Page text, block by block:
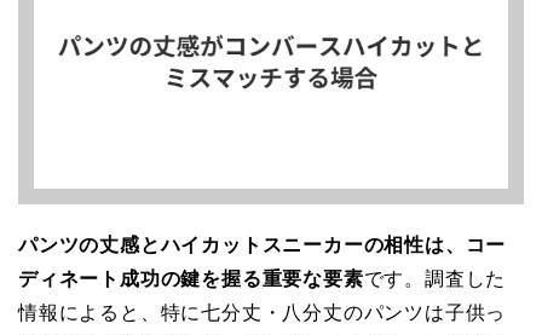
パンツの丈感とハイカットスニーカーの相性は、コー
ディネート成功の鍵を握る重要な要素です。調査した
情報によると、特に七分丈・八分丈のパンツは子供っ